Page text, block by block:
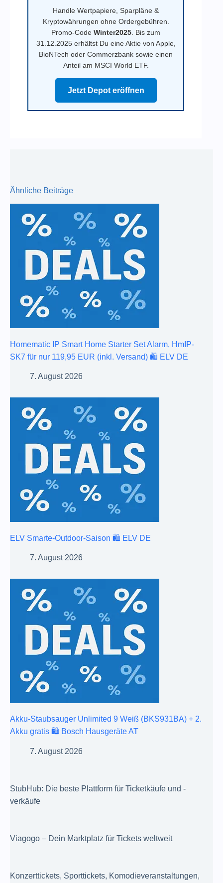
Handle Wertpapiere, Sparpläne &
Kryptowährungen ohne Ordergebühren.
Promo-CodeWinter2025. Bis zum
31.12.2025 erhältst Du eine Aktie von Apple,
BioNTech oder Commerzbank sowie einen
Anteil am MSCI World ETF.
Jetzt Depot eröffnen
Ähnliche Beiträge
Homematic IP Smart Home Starter Set Alarm, HmIP-
SK7 für nur 119,95 EUR (inkl. Versand) 🛍️ ELV DE
7. August 2026
ELV Smarte-Outdoor-Saison 🛍️ ELV DE
7. August 2026
Akku-Staubsauger Unlimited 9 Weiß (BKS931BA) + 2.
Akku gratis 🛍️ Bosch Hausgeräte AT
7. August 2026
StubHub: Die beste Plattform für Ticketkäufe und -
verkäufe
Viagogo – Dein Marktplatz für Tickets weltweit
Konzerttickets, Sporttickets, Komodieveranstaltungen,